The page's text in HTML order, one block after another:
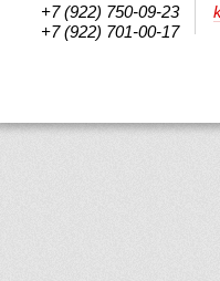
+7 (922) 750-09-23
+7 (922) 701-00-17